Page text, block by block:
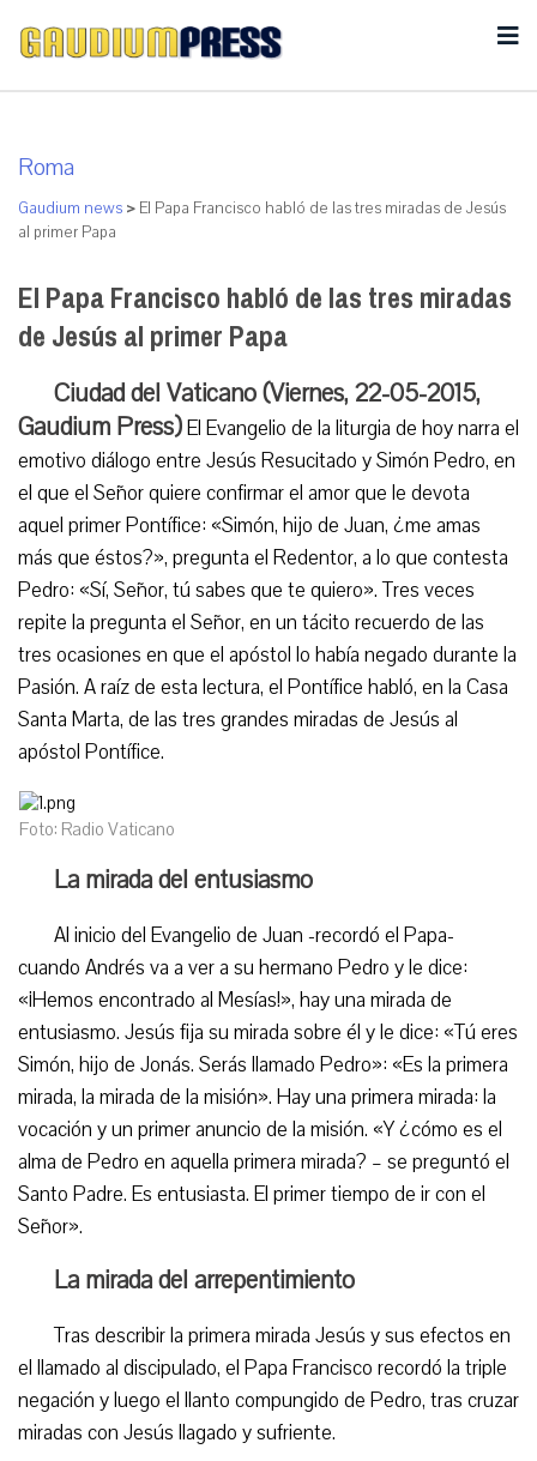
Roma
Gaudium news > El Papa Francisco habló de las tres miradas de Jesús
al primer Papa
El Papa Francisco habló de las tres miradas
de Jesús al primer Papa
Ciudad del Vaticano (Viernes, 22-05-2015,
Gaudium Press)El Evangelio de la liturgia de hoy narra el
emotivo diálogo entre Jesús Resucitado y Simón Pedro, en
el que el Señor quiere confirmar el amor que le devota
aquel primer Pontífice: «Simón, hijo de Juan, ¿me amas
más que éstos?», pregunta el Redentor, a lo que contesta
Pedro: «Sí, Señor, tú sabes que te quiero». Tres veces
repite la pregunta el Señor, en un tácito recuerdo de las
tres ocasiones en que el apóstol lo había negado durante la
Pasión. A raíz de esta lectura, el Pontífice habló, en la Casa
Santa Marta, de las tres grandes miradas de Jesús al
apóstol Pontífice.
Foto: Radio Vaticano
La mirada del entusiasmo
Al inicio del Evangelio de Juan -recordó el Papa-
cuando Andrés va a ver a su hermano Pedro y le dice:
«¡Hemos encontrado al Mesías!», hay una mirada de
entusiasmo. Jesús fija su mirada sobre él y le dice: «Tú eres
Simón, hijo de Jonás. Serás llamado Pedro»: «Es la primera
mirada, la mirada de la misión». Hay una primera mirada: la
vocación y un primer anuncio de la misión. «Y ¿cómo es el
alma de Pedro en aquella primera mirada? – se preguntó el
Santo Padre. Es entusiasta. El primer tiempo de ir con el
Señor».
La mirada del arrepentimiento
Tras describir la primera mirada Jesús y sus efectos en
el llamado al discipulado, el Papa Francisco recordó la triple
negación y luego el llanto compungido de Pedro, tras cruzar
miradas con Jesús llagado y sufriente.